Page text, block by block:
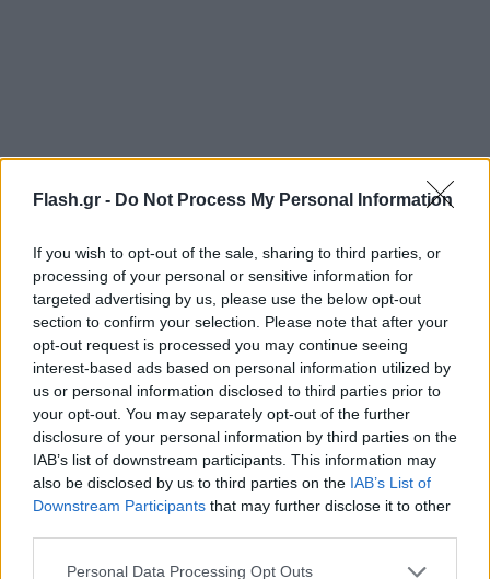
Flash.gr - Do Not Process My Personal Information
If you wish to opt-out of the sale, sharing to third parties, or
processing of your personal or sensitive information for
targeted advertising by us, please use the below opt-out
section to confirm your selection. Please note that after your
opt-out request is processed you may continue seeing
interest-based ads based on personal information utilized by
us or personal information disclosed to third parties prior to
your opt-out. You may separately opt-out of the further
disclosure of your personal information by third parties on the
IAB’s list of downstream participants. This information may
also be disclosed by us to third parties on the IAB’s List of
Downstream Participants that may further disclose it to other
Please note that this website/app uses one or more Google
Personal Data Processing Opt Outs